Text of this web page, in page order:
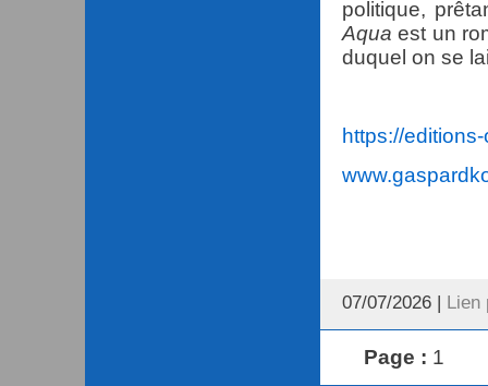
politique,
Aquaest un
duquel on se
https://
07/07/2026 | Lien
Page : 1